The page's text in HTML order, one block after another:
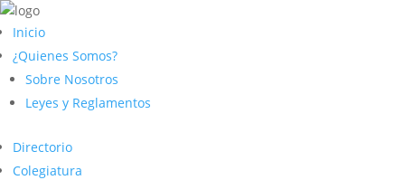
Inicio
¿Quienes Somos?
Sobre Nosotros
Leyes y Reglamentos
Directorio
Colegiatura